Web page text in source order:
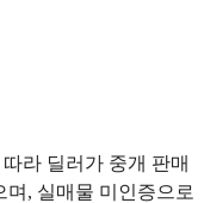
라 딜러가 중개 판매
, 실매물 미인증으로